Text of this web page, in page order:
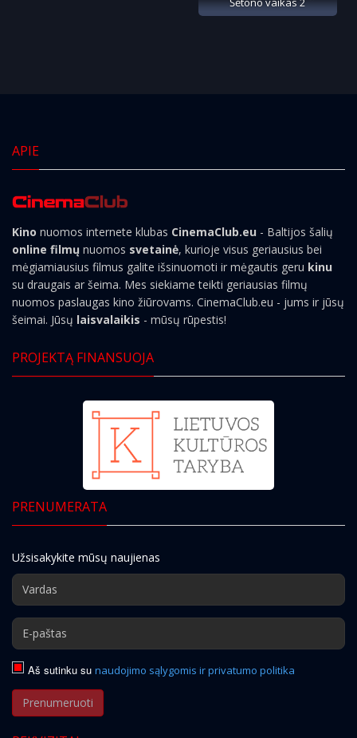
APIE
Kino nuomos internete klubas CinemaClub.eu - Baltijos šalių
online filmų nuomos svetainė, kurioje visus geriausius bei
mėgiamiausius filmus galite išsinuomoti ir mėgautis geru kinu
su draugais ar šeima. Mes siekiame teikti geriausias filmų
nuomos paslaugas kino žiūrovams. CinemaClub.eu - jums ir jūsų
šeimai. Jūsų laisvalaikis - mūsų rūpestis!
PROJEKTĄ FINANSUOJA
PRENUMERATA
Užsisakykite mūsų naujienas
Aš sutinku su naudojimo sąlygomis ir privatumo politika
Prenumeruoti